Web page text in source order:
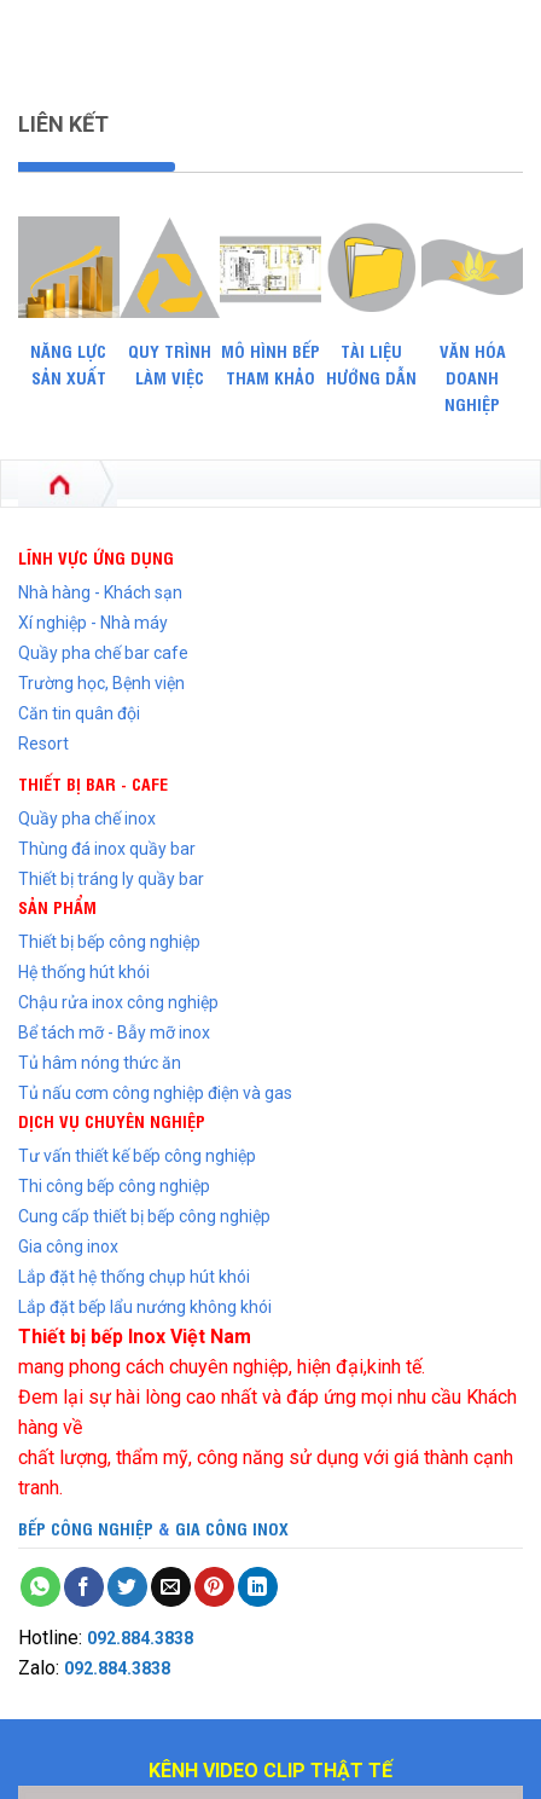
LIÊN KẾT
NĂNG LỰC
SẢN XUẤT
QUY TRÌNH
LÀM VIỆC
MÔ HÌNH BẾP
THAM KHẢO
TÀI LIỆU
HƯỚNG DẪN
VĂN HÓA
DOANH
NGHIỆP
LĨNH VỰC ỨNG DỤNG
Nhà hàng - Khách sạn
Xí nghiệp - Nhà máy
Quầy pha chế bar cafe
Trường học, Bệnh viện
Căn tin quân đội
Resort
THIẾT BỊ BAR - CAFE
Quầy pha chế inox
Thùng đá inox quầy bar
Thiết bị tráng ly quầy bar
SẢN PHẨM
Thiết bị bếp công nghiệp
Hệ thống hút khói
Chậu rửa inox công nghiệp
Bể tách mỡ - Bẫy mỡ inox
Tủ hâm nóng thức ăn
Tủ nấu cơm công nghiệp điện và gas
DỊCH VỤ CHUYÊN NGHIỆP
Tư vấn thiết kế bếp công nghiệp
Thi công bếp công nghiệp
Cung cấp thiết bị bếp công nghiệp
Gia công inox
Lắp đặt hệ thống chụp hút khói
Lắp đặt bếp lẩu nướng không khói
Thiết bị bếp Inox Việt Nam
mang phong cách chuyên nghiệp, hiện đại,kinh tế.
Đem lại sự hài lòng cao nhất và đáp ứng mọi nhu cầu Khách
hàng về
chất lượng, thẩm mỹ, công năng sử dụng với giá thành cạnh
tranh.
BẾP CÔNG NGHIỆP & GIA CÔNG INOX
Hotline: 092.884.3838
Zalo: 092.884.3838
KÊNH VIDEO CLIP THẬT TẾ